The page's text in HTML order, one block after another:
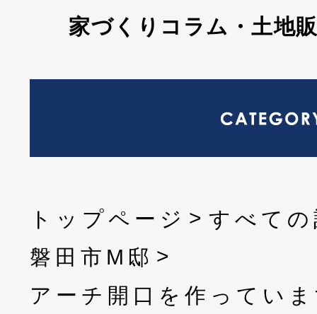
家づくりコラム・土地
トップページ
すべて
磐田市M邸
アーチ開口を作ってい